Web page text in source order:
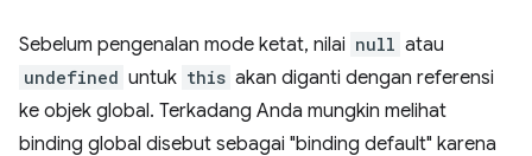
Sebelum pengenalan mode ketat, nilai null atau
undefined untuk this akan diganti dengan referensi
ke objek global. Terkadang Anda mungkin melihat
binding global disebut sebagai "binding default" karena